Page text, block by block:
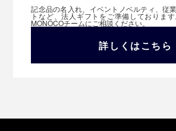
記念品の名入れ、イベントノベルティ、従
トなど、法人ギフトをご準備しておりま
MONOCOチームにご相談ください。
詳しくはこちら